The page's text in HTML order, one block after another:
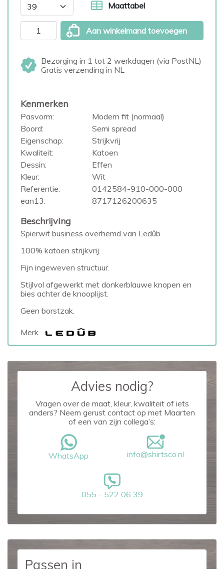
Maattabel
Aan winkelmand toevoegen
Bezorging in 1 tot 2 werkdagen (via PostNL)
Gratis verzending in NL
Kenmerken
Pasvorm:
Modern fit (normaal)
Boord:
Semi spread
Eigenschap:
Strijkvrij
Kwaliteit:
Katoen
Dessin:
Effen
Kleur:
Wit
Referentie:
0142584-910-000-000
ean13:
8717126200635
Beschrijving
Spierwit business overhemd van Ledûb.
100% katoen strijkvrij.
Fijn ingeweven structuur.
Stijlvol afgewerkt met donkerblauwe knopen en
bies achter de knooplijst.
Geen borstzak.
Merk
Advies nodig?
Vragen over de maat, kleur, kwaliteit of iets
anders? Neem gerust contact op met Maarten
of een van zijn collega’s:
WhatsApp info@shirtsco.nl
055 - 522 06 39
Passen in